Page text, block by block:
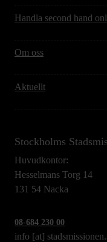
Handla second hand
Om oss
Aktuellt
Stockholms
Huvudkontor:
Hesselmans Torg 14
131 54 Nacka
08-684 230 00
info [at]